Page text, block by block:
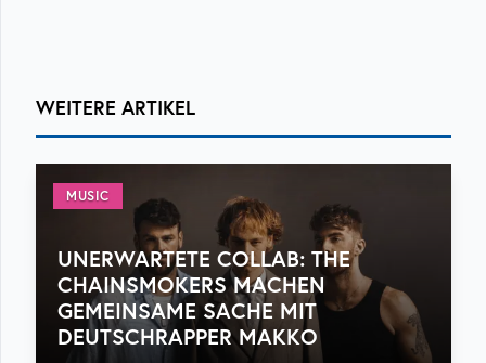
WEITERE ARTIKEL
MUSIC
UNERWARTETE COLLAB: THE
CHAINSMOKERS MACHEN
GEMEINSAME SACHE MIT
DEUTSCHRAPPER MAKKO